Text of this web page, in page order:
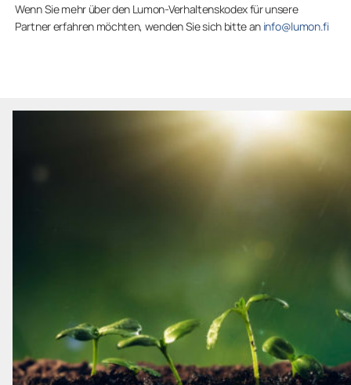
Wenn Sie mehr über den Lumon-Verhaltenskodex für unsere
Partner erfahren möchten, wenden Sie sich bitte an info@lumon.fi